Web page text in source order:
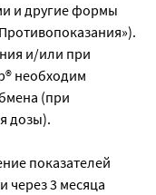
и другие формы
и/или при
необходим
(при
дозы).
показателей
через 3 месяца